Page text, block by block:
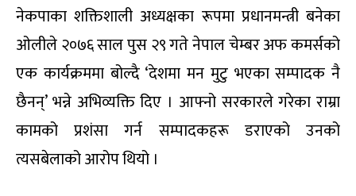
नेकपाका शक्तिशाली अध्यक्षका रूपमा प्रधानमन्त्री बनेका
ओलीले २०७६ साल पुस २९ गते नेपाल चेम्बर अफ कमर्सको
एक कार्यक्रममा बोल्दै ‘देशमा मन मुटु भएका सम्पादक नै
छैनन्’ भन्ने अभिव्यक्ति दिए । आफ्नो सरकारले गरेका राम्रा
कामको प्रशंसा गर्न सम्पादकहरू डराएको उनको
त्यसबेलाको आरोप थियो ।